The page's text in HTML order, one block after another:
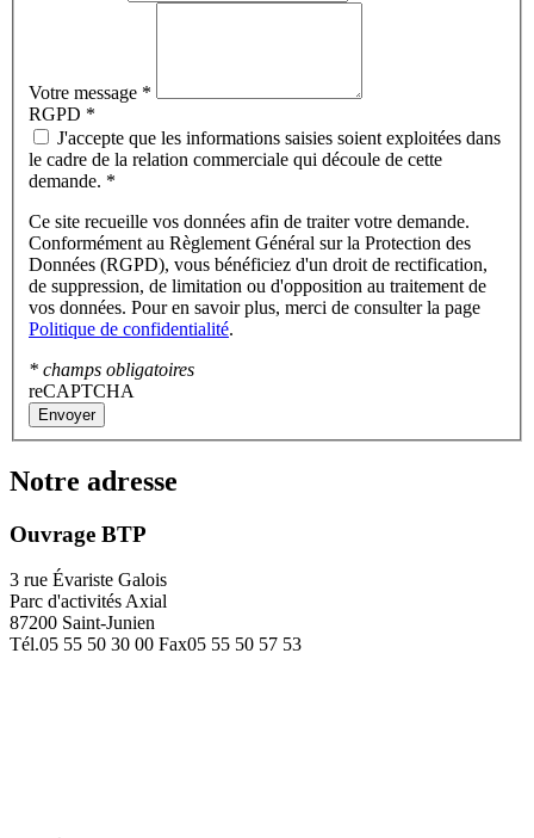
Votre message *
RGPD *
J'accepte que les informations saisies soient exploitées dans
le cadre de la relation commerciale qui découle de cette
demande. *
Ce site recueille vos données afin de traiter votre demande.
Conformément au Règlement Général sur la Protection des
Données (RGPD), vous bénéficiez d'un droit de rectification,
de suppression, de limitation ou d'opposition au traitement de
vos données. Pour en savoir plus, merci de consulter la page
Politique de confidentialité.
* champs obligatoires
reCAPTCHA
Envoyer
Notre adresse
Ouvrage BTP
3 rue Évariste Galois
Parc d'activités Axial
87200 Saint-Junien
Tél.05 55 50 30 00 Fax05 55 50 57 53